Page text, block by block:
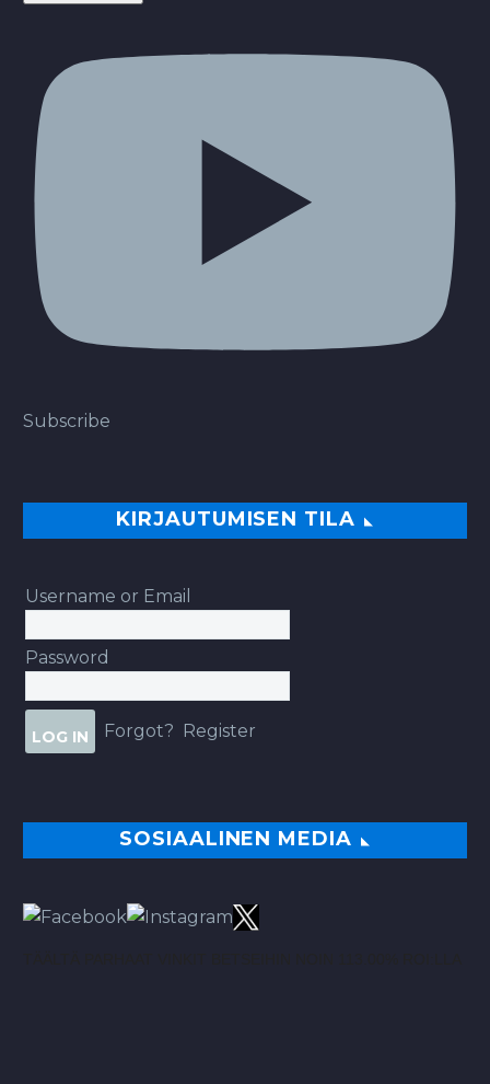
Subscribe
KIRJAUTUMISEN TILA
Username or Email
Password
Forgot? Register
SOSIAALINEN MEDIA